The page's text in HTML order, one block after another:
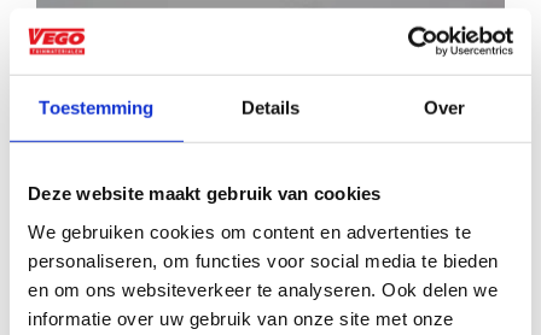
Toestemming Details Over
Deze website maakt gebruik van cookies
We gebruiken cookies om content en advertenties te
personaliseren, om functies voor social media te bieden
en om ons websiteverkeer te analyseren. Ook delen we
informatie over uw gebruik van onze site met onze
instort) tot. Lengte: 55cm met staaf
23,59per stuk
BEKIJK PRODUCT